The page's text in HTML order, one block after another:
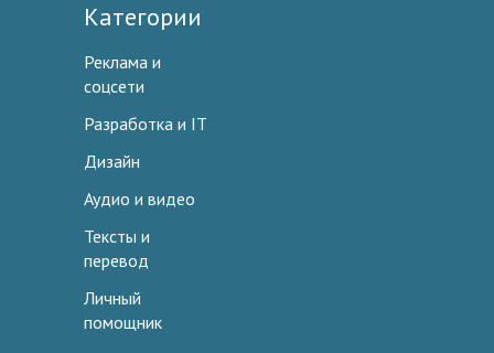
Категории
Реклама и
соцсети
Разработка и IT
Дизайн
Аудио и видео
Тексты и
перевод
Личный
помощник